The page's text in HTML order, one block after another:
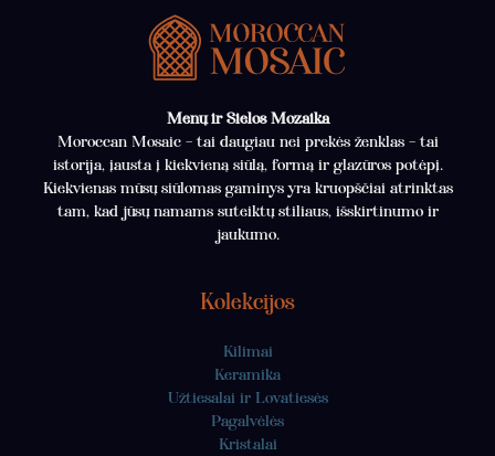
Menų ir Sielos Mozaika
Moroccan Mosaic – tai daugiau nei prekės ženklas – tai
istorija, įausta į kiekvieną siūlą, formą ir glazūros potėpį.
Kiekvienas mūsų siūlomas gaminys yra kruopščiai atrinktas
tam, kad jūsų namams suteiktų stiliaus, išskirtinumo ir
jaukumo.
Kolekcijos
Kilimai
Keramika
Užtiesalai ir Lovatiesės
Pagalvėlės
Kristalai